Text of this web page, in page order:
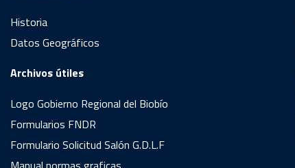
Historia
Datos Geográficos
Archivos útiles
Logo Gobierno Regional del Biobío
Formularios FNDR
Formulario Solicitud Salón G.D.L.F